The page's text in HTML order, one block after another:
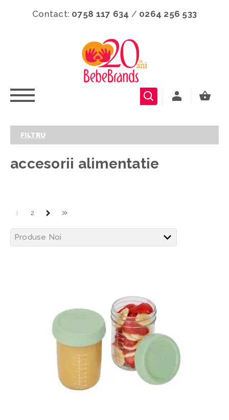
Contact: 0758 117 634 / 0264 256 533
FILTRU
accesorii alimentatie
1 2 »